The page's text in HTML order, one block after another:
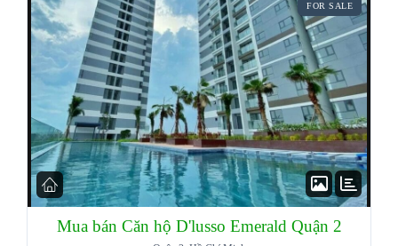
FOR SALE
Mua bán Căn hộ D'lusso Emerald Quận 2